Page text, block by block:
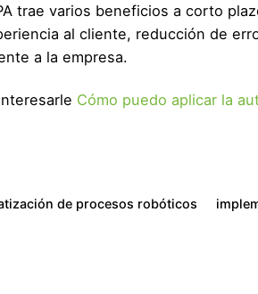
trae varios beneficios a corto
al cliente, reducción de
a la empresa.
Cómo puedo aplicar la
de procesos robóticos